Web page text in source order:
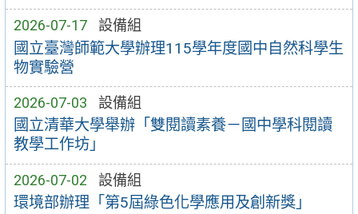
2026-07-17 設備組
國立臺灣師範大學辦理115學年度國中自然科學生
物實驗營
2026-07-03 設備組
國立清華大學舉辦「雙閱讀素養－國中學科閱讀
教學工作坊」
2026-07-02 設備組
環境部辦理「第5屆綠色化學應用及創新獎」